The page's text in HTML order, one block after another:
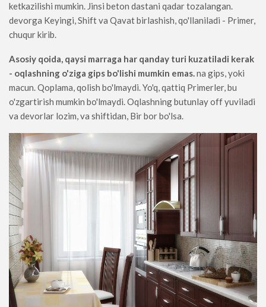
ketkazilishi mumkin. Jinsi beton dastani qadar tozalangan.
devorga Keyingi, Shift va Qavat birlashish, qo'llaniladi - Primer,
chuqur kirib.
Asosiy qoida, qaysi marraga har qanday turi kuzatiladi kerak
- oqlashning o'ziga gips bo'lishi mumkin emas.na gips, yoki
macun. Qoplama, qolish bo'lmaydi. Yo'q, qattiq Primerler, bu
o'zgartirish mumkin bo'lmaydi. Oqlashning butunlay off yuviladi
va devorlar lozim, va shiftidan, Bir bor bo'lsa.